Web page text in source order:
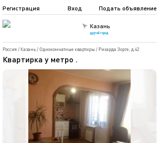
Казань
другой город
Подать объявление
Регистрация Вход
Россия / Казань/ Однокомнатные квартиры / Рихарда Зорге, д.42
Квартирка у метро .